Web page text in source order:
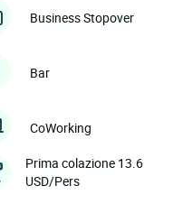
Business Stopover
Bar
CoWorking
Prima colazione 13.6
USD/Pers